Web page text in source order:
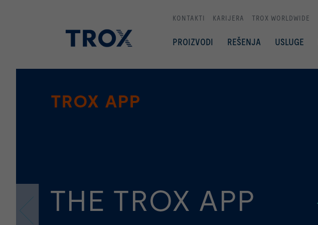
KONTAKTI KARIJERA TROX WORLDWIDE
PROIZVODI REŠENJA USLUGE